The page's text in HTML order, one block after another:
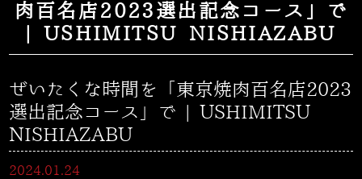
肉百名店2023選出記念コース」で
| USHIMITSU NISHIAZABU
ぜいたくな時間を「東京焼肉百名店2023
選出記念コース」で | USHIMITSU
NISHIAZABU
2024.01.24